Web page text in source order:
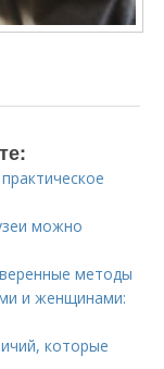
можно
методы
и женщинами:
которые